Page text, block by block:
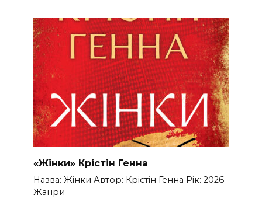
«Жінки» Крістін Генна
Назва: Жінки Автор: Крістін Генна Рік: 2026
Жанри